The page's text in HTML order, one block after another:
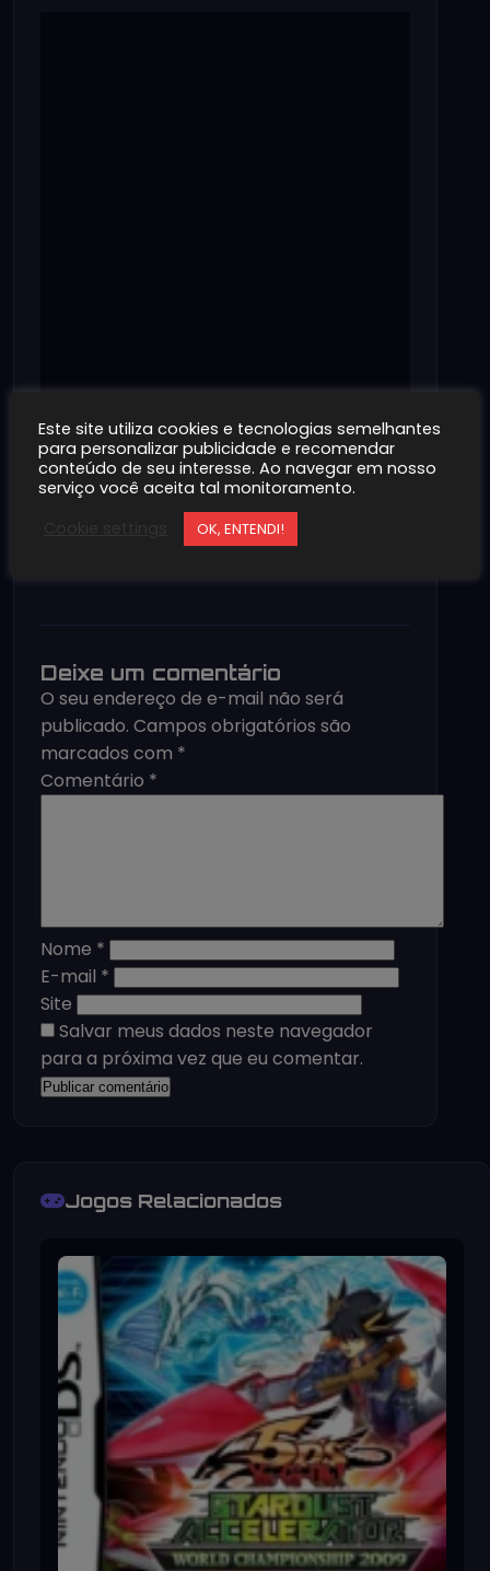
Deixe um comentário
O seu endereço de e-mail não será
publicado. Campos obrigatórios são
marcados com *
Comentário *
Nome *
E-mail *
Site
Salvar meus dados neste navegador
para a próxima vez que eu comentar.
Jogos Relacionados
Este site utiliza cookies e tecnologias semelhantes
para personalizar publicidade e recomendar
conteúdo de seu interesse. Ao navegar em nosso
serviço você aceita tal monitoramento.
OK, ENTENDI!